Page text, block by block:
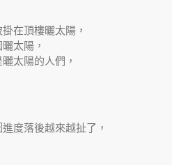
在頂樓曬太陽，
太陽，
太陽的人們，
度落後越來越扯了，